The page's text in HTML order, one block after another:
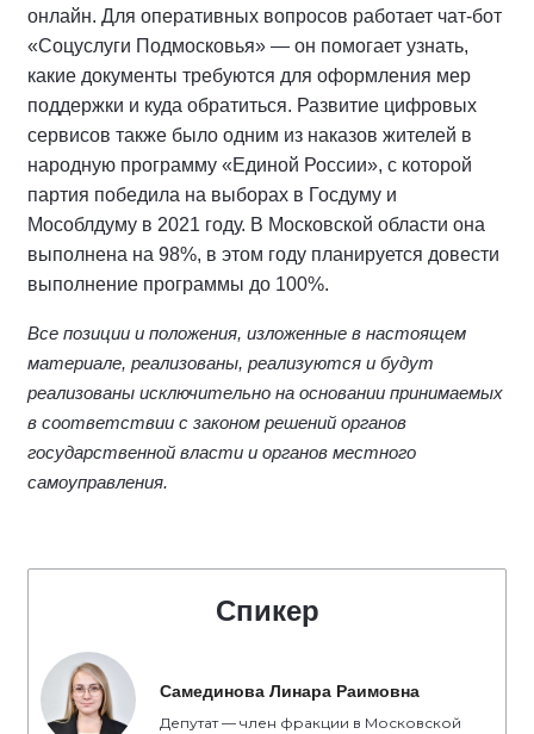
онлайн. Для оперативных вопросов работает чат-бот
«Соцуслуги Подмосковья» — он помогает узнать,
какие документы требуются для оформления мер
поддержки и куда обратиться. Развитие цифровых
сервисов также было одним из наказов жителей в
народную программу «Единой России», с которой
партия победила на выборах в Госдуму и
Мособлдуму в 2021 году. В Московской области она
выполнена на 98%, в этом году планируется довести
выполнение программы до 100%.
Все позиции и положения, изложенные в настоящем
материале, реализованы, реализуются и будут
реализованы исключительно на основании принимаемых
в соответствии с законом решений органов
государственной власти и органов местного
самоуправления.
Спикер
Самединова Линара Раимовна
Депутат — член фракции в Московской